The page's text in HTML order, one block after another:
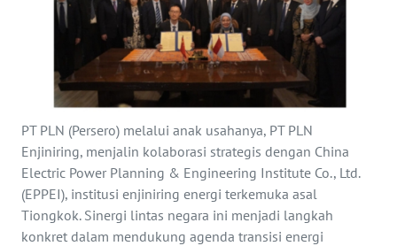
PT PLN (Persero) melalui anak usahanya, PT PLN
Enjiniring, menjalin kolaborasi strategis dengan China
Electric Power Planning & Engineering Institute Co., Ltd.
(EPPEI), institusi enjiniring energi terkemuka asal
Tiongkok. Sinergi lintas negara ini menjadi langkah
konkret dalam mendukung agenda transisi energi
INDEKS
KONTAK
INFO
IKLAN
TENTANG
KAMI